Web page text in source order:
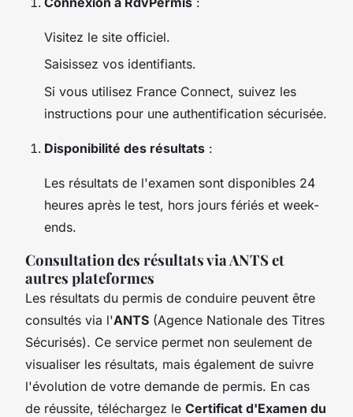
Visitez le site officiel.
Saisissez vos identifiants.
Si vous utilisez France Connect, suivez les
instructions pour une authentification sécurisée.
Disponibilité des résultats :
Les résultats de l'examen sont disponibles 24
heures après le test, hors jours fériés et week-
ends.
Consultation des résultats via ANTS et
autres plateformes
Les résultats du permis de conduire peuvent être
consultés via l'ANTS (Agence Nationale des Titres
Sécurisés). Ce service permet non seulement de
visualiser les résultats, mais également de suivre
l'évolution de votre demande de permis. En cas
de réussite, téléchargez le Certificat d'Examen du